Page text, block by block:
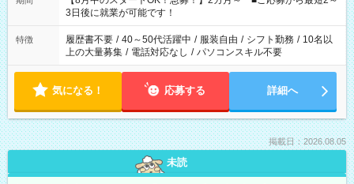
ね。 ※Wワーク希望の方へ 今ご覧のお仕事で希望する勤務時間
と、もう1つのお仕事の勤務時間。 合計で週40時間を超える場
合は応募できません。
3日後に就業が可能です！
特徴 履歴書不要 / 40～50代活躍中 / 服装自由 / シフト勤務 / 10名以
上の大量募集 / 電話対応なし / パソコンスキル不要
気になる！ 応募する 詳細へ
掲載日：2026.08.05
未読